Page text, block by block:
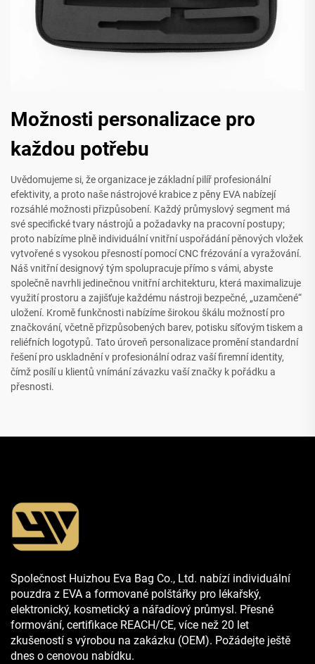
Možnosti personalizace pro
každou potřebu
Uvědomujeme si, že organizace je základní pilíř profesionální
efektivity, a proto naše nástrojové krabice z pěny EVA nabízejí
rozsáhlé možnosti přizpůsobení. Každý průmyslový segment má
své specifické tvary nástrojů a požadavky na pracovní postupy;
proto nabízíme plně individuální vnitřní uspořádání pěnových vložek
vytvořené s vysokou přesností pomocí CNC frézování a vyražování.
Náš vnitřní designový tým spolupracuje přímo s vámi, abyste
společně navrhli jedinečnou vnitřní architekturu, která maximalizuje
využití prostoru a zajišťuje každému nástroji bezpečné, „uzamčené“
uložení. Kromě funkčnosti nabízíme širokou škálu možností pro
značkování, včetně přizpůsobených barev, potisku síťovým tiskem a
reliéfních logotypů. Tato úroveň personalizace promění standardní
řešení pro uskladnění v profesionální odraz vaší firemní identity,
čímž posílí u klientů vnímání závazku vaší značky k pořádku a
přesnosti.
Společnost Huizhou Eva Bag Co., Ltd. nabízí individuální
pouzdra z EVA a formované polštářky pro lékařský,
elektronický, kosmetický a nářadíový průmysl. Přesné
formování, certifikace REACH/CE, více než 20 let
zkušeností s výrobou na zakázku (OEM). Požádejte ještě
dnes o cenovou nabídku.